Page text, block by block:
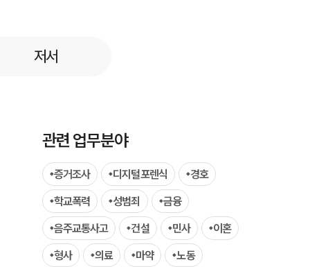
대륜의 강점
오시는 길
글로벌 파트너 로펌
고객의 소리
저서
관련 업무분야
증거조사 디지털포렌식
경호
학교폭력
성범죄
금융
음주교통사고
건설 민사
이혼
형사
의료 마약
노동